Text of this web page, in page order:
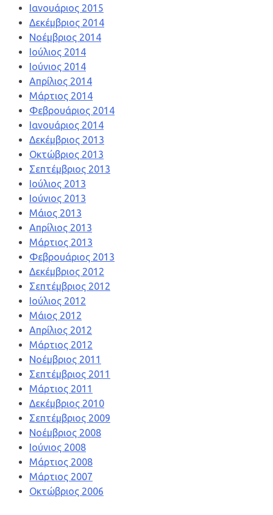
Ιανουάριος 2015
Δεκέμβριος 2014
Νοέμβριος 2014
Ιούλιος 2014
Ιούνιος 2014
Απρίλιος 2014
Μάρτιος 2014
Φεβρουάριος 2014
Ιανουάριος 2014
Δεκέμβριος 2013
Οκτώβριος 2013
Σεπτέμβριος 2013
Ιούλιος 2013
Ιούνιος 2013
Μάιος 2013
Απρίλιος 2013
Μάρτιος 2013
Φεβρουάριος 2013
Δεκέμβριος 2012
Σεπτέμβριος 2012
Ιούλιος 2012
Μάιος 2012
Απρίλιος 2012
Μάρτιος 2012
Νοέμβριος 2011
Σεπτέμβριος 2011
Μάρτιος 2011
Δεκέμβριος 2010
Σεπτέμβριος 2009
Νοέμβριος 2008
Ιούνιος 2008
Μάρτιος 2008
Μάρτιος 2007
Οκτώβριος 2006